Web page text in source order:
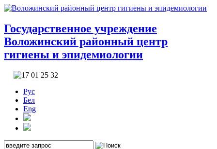
Государственное учреждение
Воложинский районный центр
гигиены и эпидемиологии
Рус
Бел
Eng